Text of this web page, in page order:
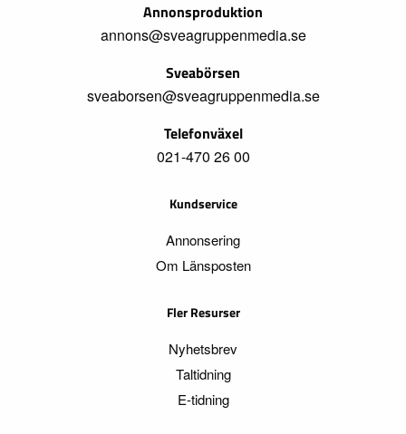
Annonsproduktion
annons@sveagruppenmedia.se
Sveabörsen
sveaborsen@sveagruppenmedia.se
Telefonväxel
021-470 26 00
Kundservice
Annonsering
Om Länsposten
Fler Resurser
Nyhetsbrev
Taltidning
E-tidning